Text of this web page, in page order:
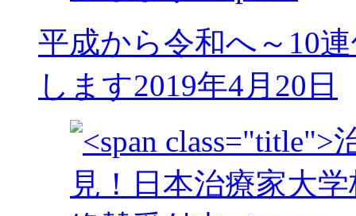
平成から令和へ～10
します2019年4月20日